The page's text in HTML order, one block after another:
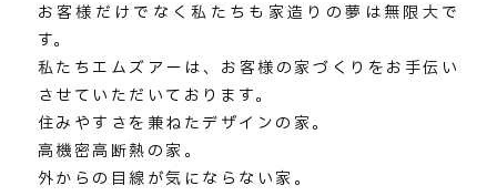
お客様だけでなく私たちも家造りの夢は無限大で
す。
私たちエムズアーは、お客様の家づくりをお手伝い
させていただいております。
住みやすさを兼ねたデザインの家。
高機密高断熱の家。
外からの目線が気にならない家。